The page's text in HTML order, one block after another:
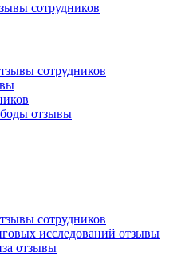
сотрудников
сотрудников
отзывы
сотрудников
исследований отзывы
отзывы